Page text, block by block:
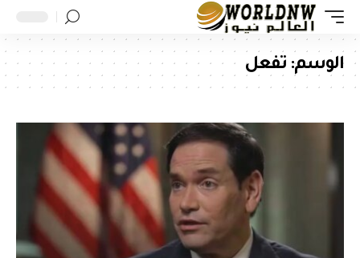
الوسم: تفعل